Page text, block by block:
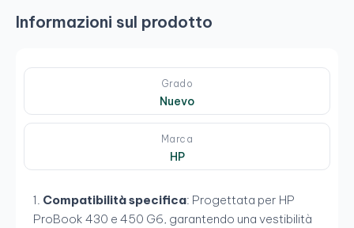
Informazioni sul prodotto
Grado
Nuevo
Marca
HP
Compatibilità specifica: Progettata per HP
ProBook 430 e 450 G6, garantendo una vestibilità